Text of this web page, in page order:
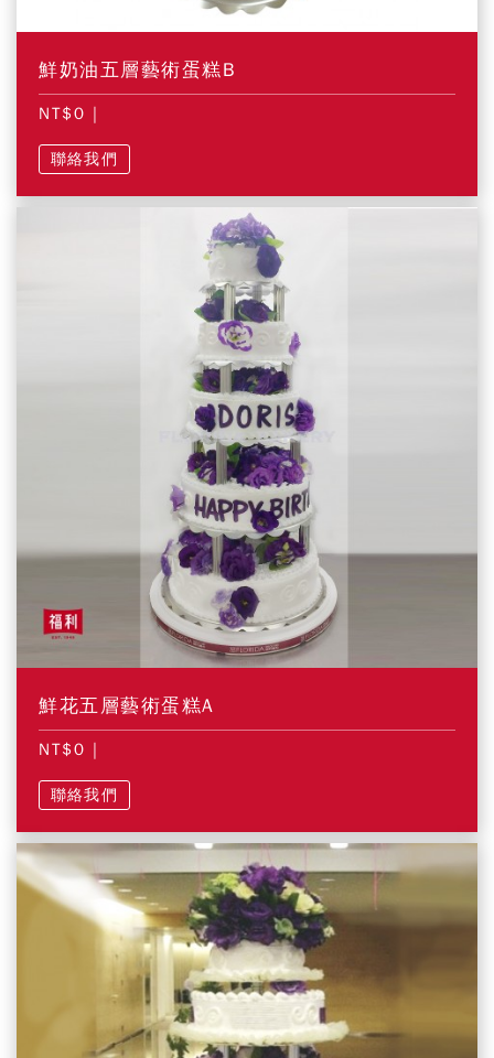
鮮奶油五層藝術蛋糕B
NT$0 |
聯絡我們
鮮花五層藝術蛋糕A
NT$0 |
聯絡我們